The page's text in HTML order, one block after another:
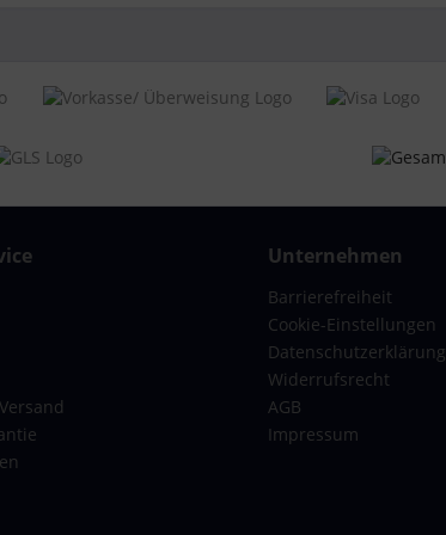
mit Reißverschluss
T1169
Erwachsene
Unternehmen
Barrierefreiheit
Cookie-Einstellungen
Datenschutzerklärung
Widerrufsrecht
AGB
Impressum